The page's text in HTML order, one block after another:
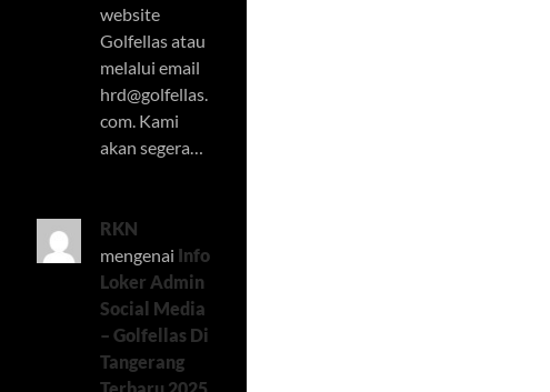
website
Golfellas atau
melalui email
hrd@golfellas.
com. Kami
akan segera…
RKN
mengenai Info
Loker Admin
Social Media
– Golfellas Di
Tangerang